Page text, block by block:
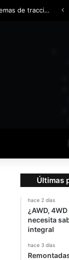
¿AWD, 4WD o Symmetrical AWD? Todo lo que necesita saber sobre los sistemas de tracción integral
Últimas
hace 2 días
¿AWD,
necesita
integral
hace 3 días